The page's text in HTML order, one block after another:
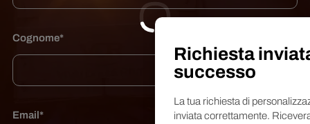
Cognome*
Email*
Richiesta
successo
La tua richiesta di
inviata correttamente.